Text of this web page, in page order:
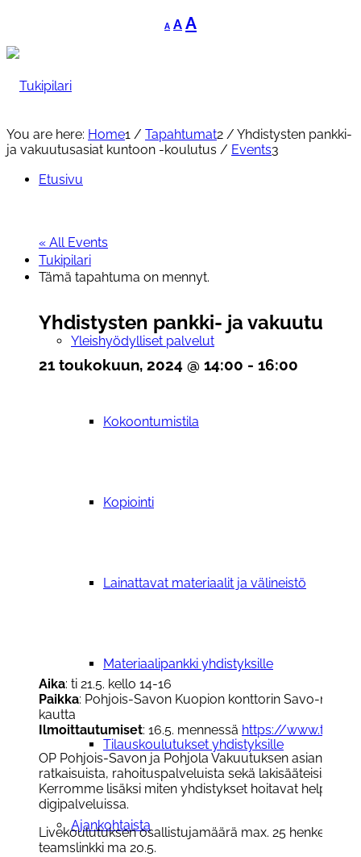
A
Decrease
font
A Reset
font
AIncrease
Etusivu
Tukipilari
Yleishyödylliset palvelut
Kokoontumistila
Kopiointi
Lainattavat materiaalit ja välineistö
Materiaalipankki yhdistyksille
Tilauskoulutukset yhdistyksille
Ajankohtaista
You are here: Home1 / Tapahtumat2 / Yhdistysten pankki-
ja vakuutusasiat kuntoon -koulutus / Events3
« All Events
Tämä tapahtuma on mennyt.
Yhdistysten pankki- ja
21 toukokuun, 2024 @ 14:00 - 16:00
Aika: ti 21.5. kello 14-16
Paikka: Pohjois-Savon Kuopion konttorin Savo-
kautta
Ilmoittautumiset: 16.5. mennessä https://
OP Pohjois-Savon ja Pohjola Vakuutuksen
ratkaisuista, rahoituspalveluista sekä lakisääteisistä
Kerromme lisäksi miten yhdistykset hoitavat helposti
digipalveluissa.
Livekoulutuksen osallistujamäärä max. 25 henkeä.
teamslinkki ma 20.5.